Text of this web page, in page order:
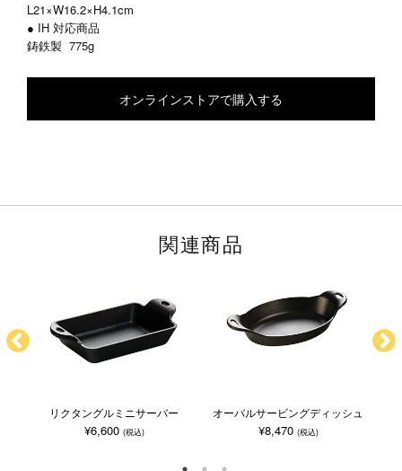
L21×W16.2×H4.1cm
● IH 対応商品
鋳鉄製 775g
オンラインストアで購入する
関連商品
リクタングルミニサーバー
¥6,600 (税込)
オーバルサービングディッシュ
¥8,470 (税込)